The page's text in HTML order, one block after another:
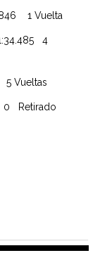
1 Vuelta
4
Retirado